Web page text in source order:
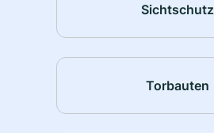
Sichtschutz
Torbauten